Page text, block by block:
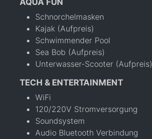
AQUA FUN
Schnorchelmasken
Kajak (Aufpreis)
Schwimmender Pool
Sea Bob (Aufpreis)
Unterwasser-Scooter (Aufpreis)
TECH & ENTERTAINMENT
WiFi
120/220V Stromversorgung
Soundsystem
Audio Bluetooth Verbindung